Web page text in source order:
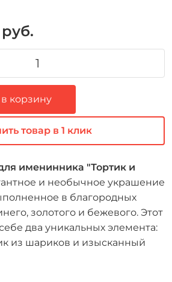
руб.
корзину
товар в 1 клик
именинника "Тортик и
и необычное украшение
в благородных
золотого и бежевого. Этот
два уникальных элемента:
из шариков и изысканный